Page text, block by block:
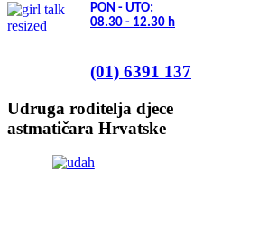
PON - UTO:
08.30 - 12.30 h
(01) 6391 137
Udruga roditelja djece
astmatičara Hrvatske